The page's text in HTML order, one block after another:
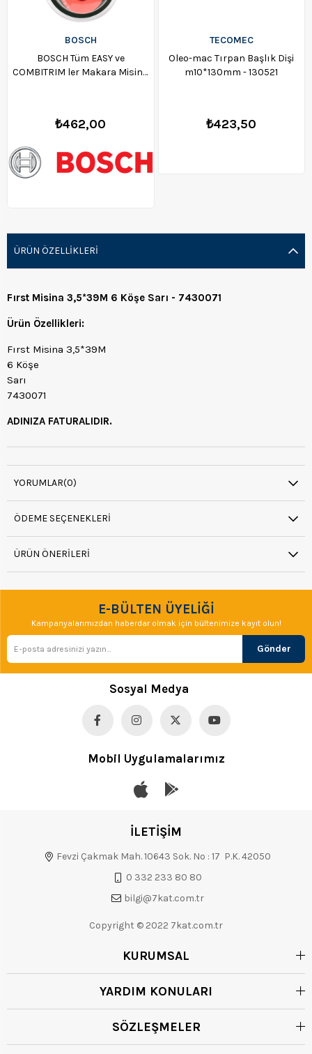
BOSCH
BOSCH Tüm EASY ve
COMBITRIM ler Makara Misina
₺462,00
TECOMEC
Oleo-mac Tırpan Başlık Dişi
m10*130mm - 130521
₺423,50
ÜRÜN ÖZELLIKLERI
Fırst Misina 3,5*39M 6 Köşe Sarı - 7430071
Ürün Özellikleri:
Fırst Misina 3,5*39M
6 Köşe
Sarı
7430071
ADINIZA FATURALIDIR.
YORUMLAR(0)
ÖDEME SEÇENEKLERI
ÜRÜN ÖNERILERI
E-BÜLTEN ÜYELİĞİ
Kampanyalarımızdan haberdar olmak için bültenimize kayıt olun!
Gönder
Sosyal Medya
Mobil Uygulamalarımız
İLETİŞİM
Fevzi Çakmak Mah. 10643 Sok. No : 17 P.K. 42050
0 332 233 80 80
bilgi@7kat.com.tr
Copyright © 2022 7kat.com.tr
KURUMSAL
YARDIM KONULARI
SÖZLEŞMELER